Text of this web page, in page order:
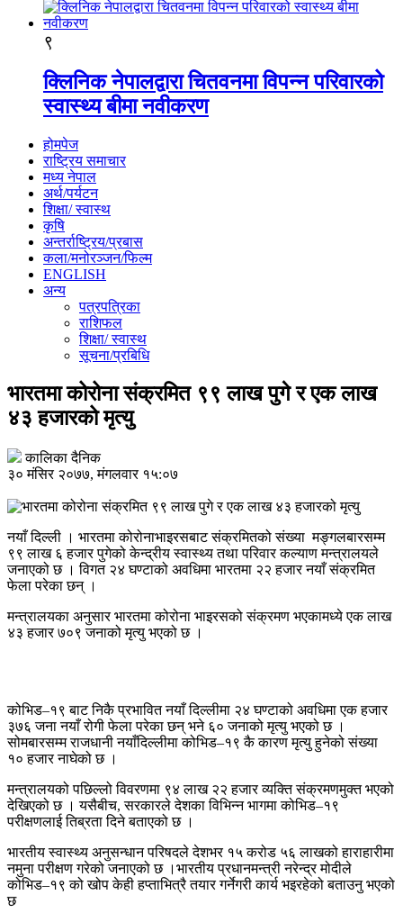
९
क्लिनिक नेपालद्वारा चितवनमा विपन्न परिवारको
स्वास्थ्य बीमा नवीकरण
होमपेज
राष्ट्रिय समाचार
मध्य नेपाल
अर्थ/पर्यटन
शिक्षा/ स्वास्थ
कृषि
अन्तर्राष्ट्रिय/प्रबास
कला/मनोरञ्जन/फिल्म
ENGLISH
अन्य
पत्रपत्रिका
राशिफल
शिक्षा/ स्वास्थ
सूचना/प्रबिधि
भारतमा कोरोना संक्रमित ९९ लाख पुगे र एक लाख
४३ हजारको मृत्यु
कालिका दैनिक
३० मंसिर २०७७, मंगलवार १५:०७
नयाँ दिल्ली । भारतमा कोरोनाभाइरसबाट संक्रमितको संख्या मङ्गलबारसम्म
९९ लाख ६ हजार पुगेको केन्द्रीय स्वास्थ्य तथा परिवार कल्याण मन्त्रालयले
जनाएको छ । विगत २४ घण्टाको अवधिमा भारतमा २२ हजार नयाँ संक्रमित
फेला परेका छन् ।
मन्त्रालयका अनुसार भारतमा कोरोना भाइरसको संक्रमण भएकामध्ये एक लाख
४३ हजार ७०९ जनाको मृत्यु भएको छ ।
कोभिड–१९ बाट निकै प्रभावित नयाँ दिल्लीमा २४ घण्टाको अवधिमा एक हजार
३७६ जना नयाँ रोगी फेला परेका छन् भने ६० जनाको मृत्यु भएको छ ।
सोमबारसम्म राजधानी नयाँदिल्लीमा कोभिड–१९ कै कारण मृत्यु हुनेको संख्या
१० हजार नाघेको छ ।
मन्त्रालयको पछिल्लो विवरणमा ९४ लाख २२ हजार व्यक्ति संक्रमणमुक्त भएको
देखिएको छ । यसैबीच, सरकारले देशका विभिन्न भागमा कोभिड–१९
परीक्षणलाई तिब्रता दिने बताएको छ ।
भारतीय स्वास्थ्य अनुसन्धान परिषदले देशभर १५ करोड ५६ लाखको हाराहारीमा
नमुना परीक्षण गरेको जनाएको छ ।भारतीय प्रधानमन्त्री नरेन्द्र मोदीले
कोभिड–१९ को खोप केही हप्ताभित्रै तयार गर्नेगरी कार्य भइरहेको बताउनु भएको
छ